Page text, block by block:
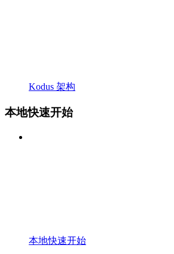
Kodus 架构
本地快速开始
本地快速开始